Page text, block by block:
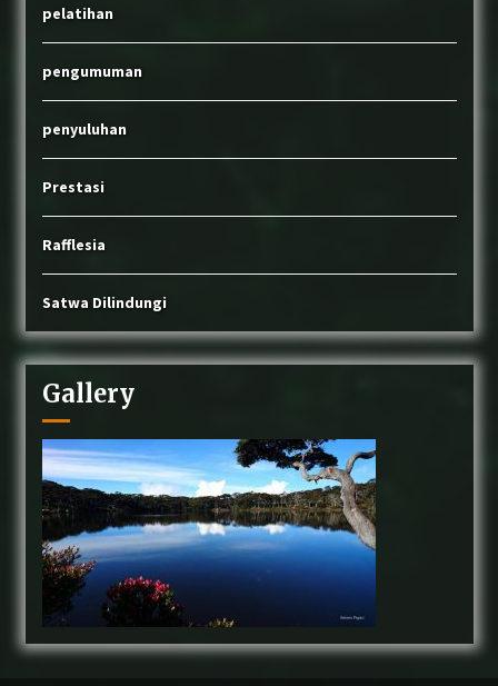
pelatihan
pengumuman
penyuluhan
Prestasi
Rafflesia
Satwa Dilindungi
Gallery